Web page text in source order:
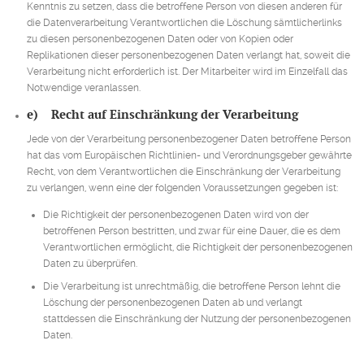
Kenntnis zu setzen, dass die betroffene Person von diesen anderen für
die Datenverarbeitung Verantwortlichen die Löschung sämtlicherlinks
zu diesen personenbezogenen Daten oder von Kopien oder
Replikationen dieser personenbezogenen Daten verlangt hat, soweit die
Verarbeitung nicht erforderlich ist. Der Mitarbeiter wird im Einzelfall das
Notwendige veranlassen.
e) Recht auf Einschränkung der Verarbeitung
Jede von der Verarbeitung personenbezogener Daten betroffene Person
hat das vom Europäischen Richtlinien- und Verordnungsgeber gewährte
Recht, von dem Verantwortlichen die Einschränkung der Verarbeitung
zu verlangen, wenn eine der folgenden Voraussetzungen gegeben ist:
Die Richtigkeit der personenbezogenen Daten wird von der
betroffenen Person bestritten, und zwar für eine Dauer, die es dem
Verantwortlichen ermöglicht, die Richtigkeit der personenbezogenen
Daten zu überprüfen.
Die Verarbeitung ist unrechtmäßig, die betroffene Person lehnt die
Löschung der personenbezogenen Daten ab und verlangt
stattdessen die Einschränkung der Nutzung der personenbezogenen
Daten.